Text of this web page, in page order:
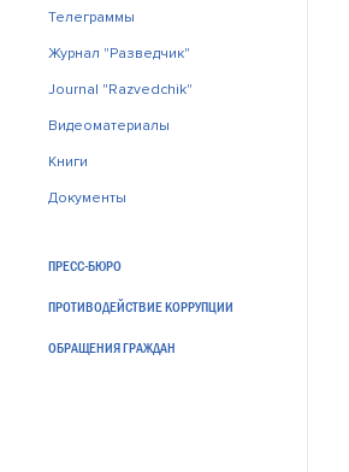
Телеграммы
Журнал "Разведчик"
Journal "Razvedchik"
Видеоматериалы
Книги
Документы
ПРЕСС-БЮРО
ПРОТИВОДЕЙСТВИЕ КОРРУПЦИИ
ОБРАЩЕНИЯ ГРАЖДАН